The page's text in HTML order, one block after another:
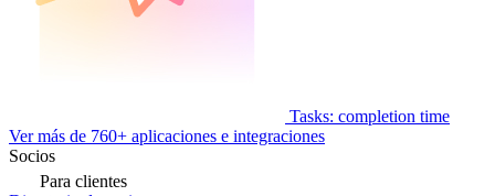
Tasks: completion time
Ver más de 760+ aplicaciones e integraciones
Socios
Para clientes